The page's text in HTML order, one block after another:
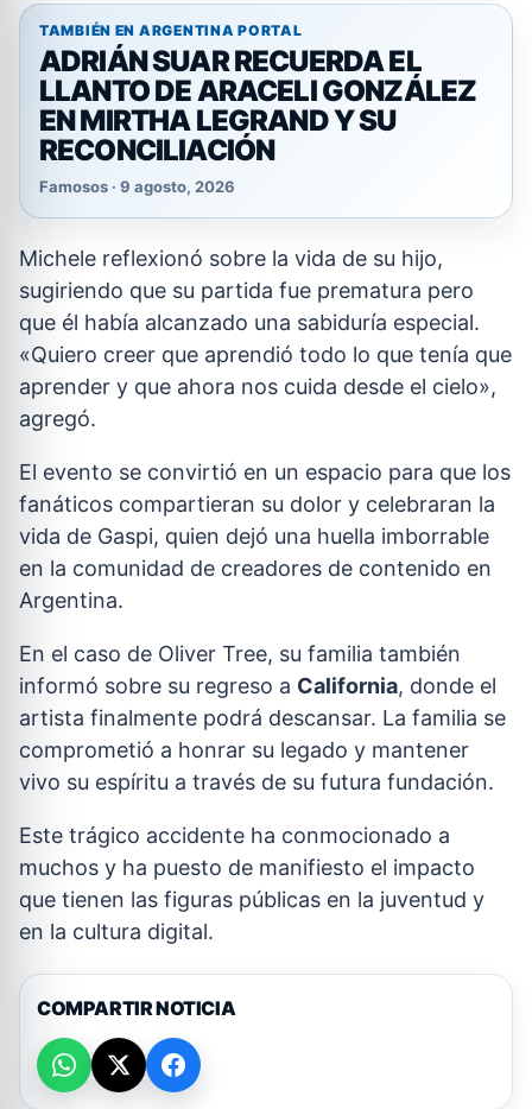
TAMBIÉN EN ARGENTINA PORTAL
ADRIÁN SUAR RECUERDA EL
LLANTO DE ARACELI GONZÁLEZ
EN MIRTHA LEGRAND Y SU
RECONCILIACIÓN
Famosos · 9 agosto, 2026
Michele reflexionó sobre la vida de su hijo,
sugiriendo que su partida fue prematura pero
que él había alcanzado una sabiduría especial.
«Quiero creer que aprendió todo lo que tenía que
aprender y que ahora nos cuida desde el cielo»,
agregó.
El evento se convirtió en un espacio para que los
fanáticos compartieran su dolor y celebraran la
vida de Gaspi, quien dejó una huella imborrable
en la comunidad de creadores de contenido en
Argentina.
En el caso de Oliver Tree, su familia también
informó sobre su regreso a California, donde el
artista finalmente podrá descansar. La familia se
comprometió a honrar su legado y mantener
vivo su espíritu a través de su futura fundación.
Este trágico accidente ha conmocionado a
muchos y ha puesto de manifiesto el impacto
que tienen las figuras públicas en la juventud y
en la cultura digital.
COMPARTIR NOTICIA